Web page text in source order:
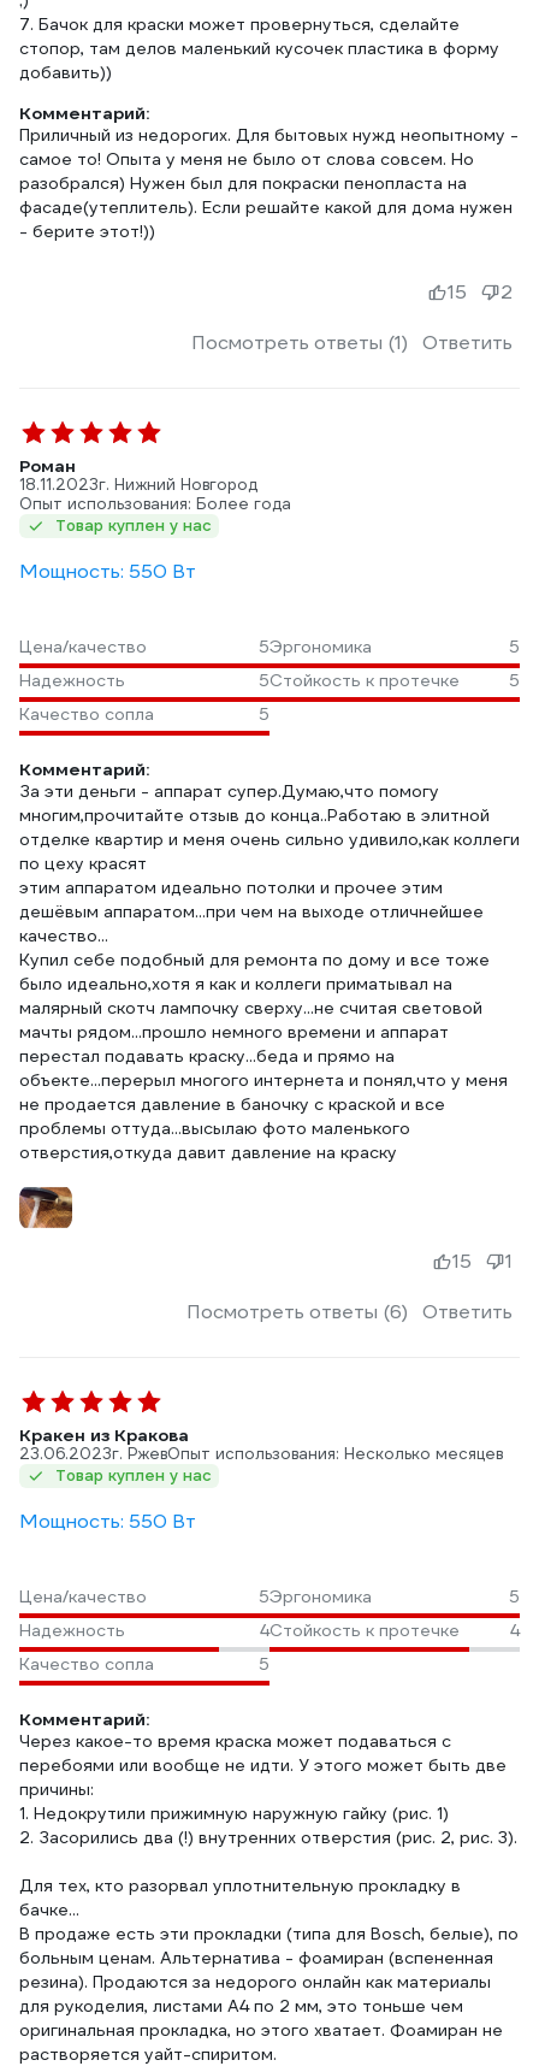
7. Бачок для краски может провернуться, сделайте
стопор, там делов маленький кусочек пластика в форму
добавить))
Комментарий:
Приличный из недорогих. Для бытовых нужд неопытному -
самое то! Опыта у меня не было от слова совсем. Но
разобрался) Нужен был для покраски пенопласта на
фасаде(утеплитель). Если решайте какой для дома нужен
- берите этот!))
Посмотреть ответы (1) Ответить
15 2
Роман
18.11.2023г. Нижний Новгород
Опыт использования: Более года
Товар куплен у нас
Мощность: 550 Вт
Цена/качество 5Эргономика
5
Надежность
5Стойкость к протечке
5
Качество сопла
5
Комментарий:
За эти деньги - аппарат супер.Думаю,что помогу
многим,прочитайте отзыв до конца..Работаю в элитной
отделке квартир и меня очень сильно удивило,как коллеги
по цеху красят
этим аппаратом идеально потолки и прочее этим
дешёвым аппаратом...при чем на выходе отличнейшее
качество...
Купил себе подобный для ремонта по дому и все тоже
было идеально,хотя я как и коллеги приматывал на
малярный скотч лампочку сверху...не считая световой
мачты рядом...прошло немного времени и аппарат
перестал подавать краску...беда и прямо на
объекте...перерыл многого интернета и понял,что у меня
не продается давление в баночку с краской и все
проблемы оттуда...высылаю фото маленького
отверстия,откуда давит давление на краску
Посмотреть ответы (6) Ответить
15 1
Кракен из Кракова
23.06.2023г. РжевОпыт использования: Несколько месяцев
Товар куплен у нас
Мощность: 550 Вт
Цена/качество 5Эргономика
5
Надежность
4Стойкость к протечке
4
Качество сопла
5
Комментарий:
Через какое-то время краска может подаваться с
перебоями или вообще не идти. У этого может быть две
причины:
1. Недокрутили прижимную наружную гайку (рис. 1)
2. Засорились два (!) внутренних отверстия (рис. 2, рис. 3).
Для тех, кто разорвал уплотнительную прокладку в
бачке...
В продаже есть эти прокладки (типа для Bosch, белые), по
больным ценам. Альтернатива - фоамиран (вспененная
резина). Продаются за недорого онлайн как материалы
для рукоделия, листами А4 по 2 мм, это тоньше чем
оригинальная прокладка, но этого хватает. Фоамиран не
растворяется уайт-спиритом.